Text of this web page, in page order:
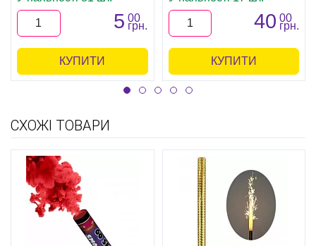
5 00
грн.
КУПИТИ
40 00
грн.
КУПИТИ
СХОЖІ ТОВАРИ